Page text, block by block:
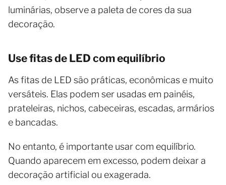
luminárias, observe a paleta de cores da sua
decoração.
Use fitas de LED com equilíbrio
As fitas de LED são práticas, econômicas e muito
versáteis. Elas podem ser usadas em painéis,
prateleiras, nichos, cabeceiras, escadas, armários
e bancadas.
No entanto, é importante usar com equilíbrio.
Quando aparecem em excesso, podem deixar a
decoração artificial ou exagerada.